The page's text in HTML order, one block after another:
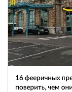
16 фееричных
поверить, чем